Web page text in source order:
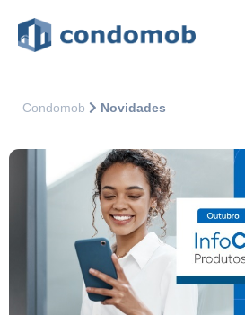
Condomob Novidades